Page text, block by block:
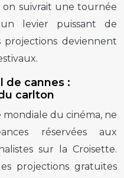
on suivrait une tournée
levier puissant de
projections deviennent
de cannes :
carlton
mondiale du cinéma, ne
réservées aux
sur la Croisette.
projections gratuites